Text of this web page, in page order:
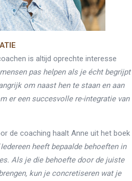
is altijd oprechte interesse
pas helpen als je écht begrijpt
om naast hen te staan en aan
er een succesvolle re-integratie van
de coaching haalt Anne uit het boek
Iedereen heeft bepaalde behoeften in
Als je die behoefte door de juiste
kun je concretiseren wat je